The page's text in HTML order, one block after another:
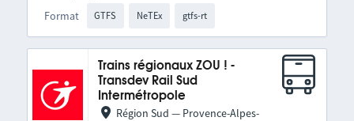
Format GTFS NeTEx gtfs-rt
Trains régionaux ZOU ! -
Transdev Rail Sud
Intermétropole
Région Sud — Provence-Alpes-